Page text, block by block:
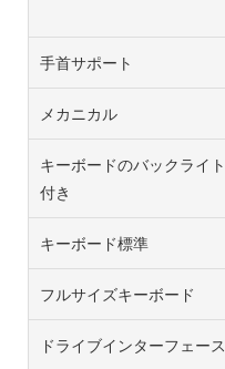
手首サポート
メカニカル
キーボードのバックライト
付き
キーボード標準
フルサイズキーボード
ドライブインターフェース